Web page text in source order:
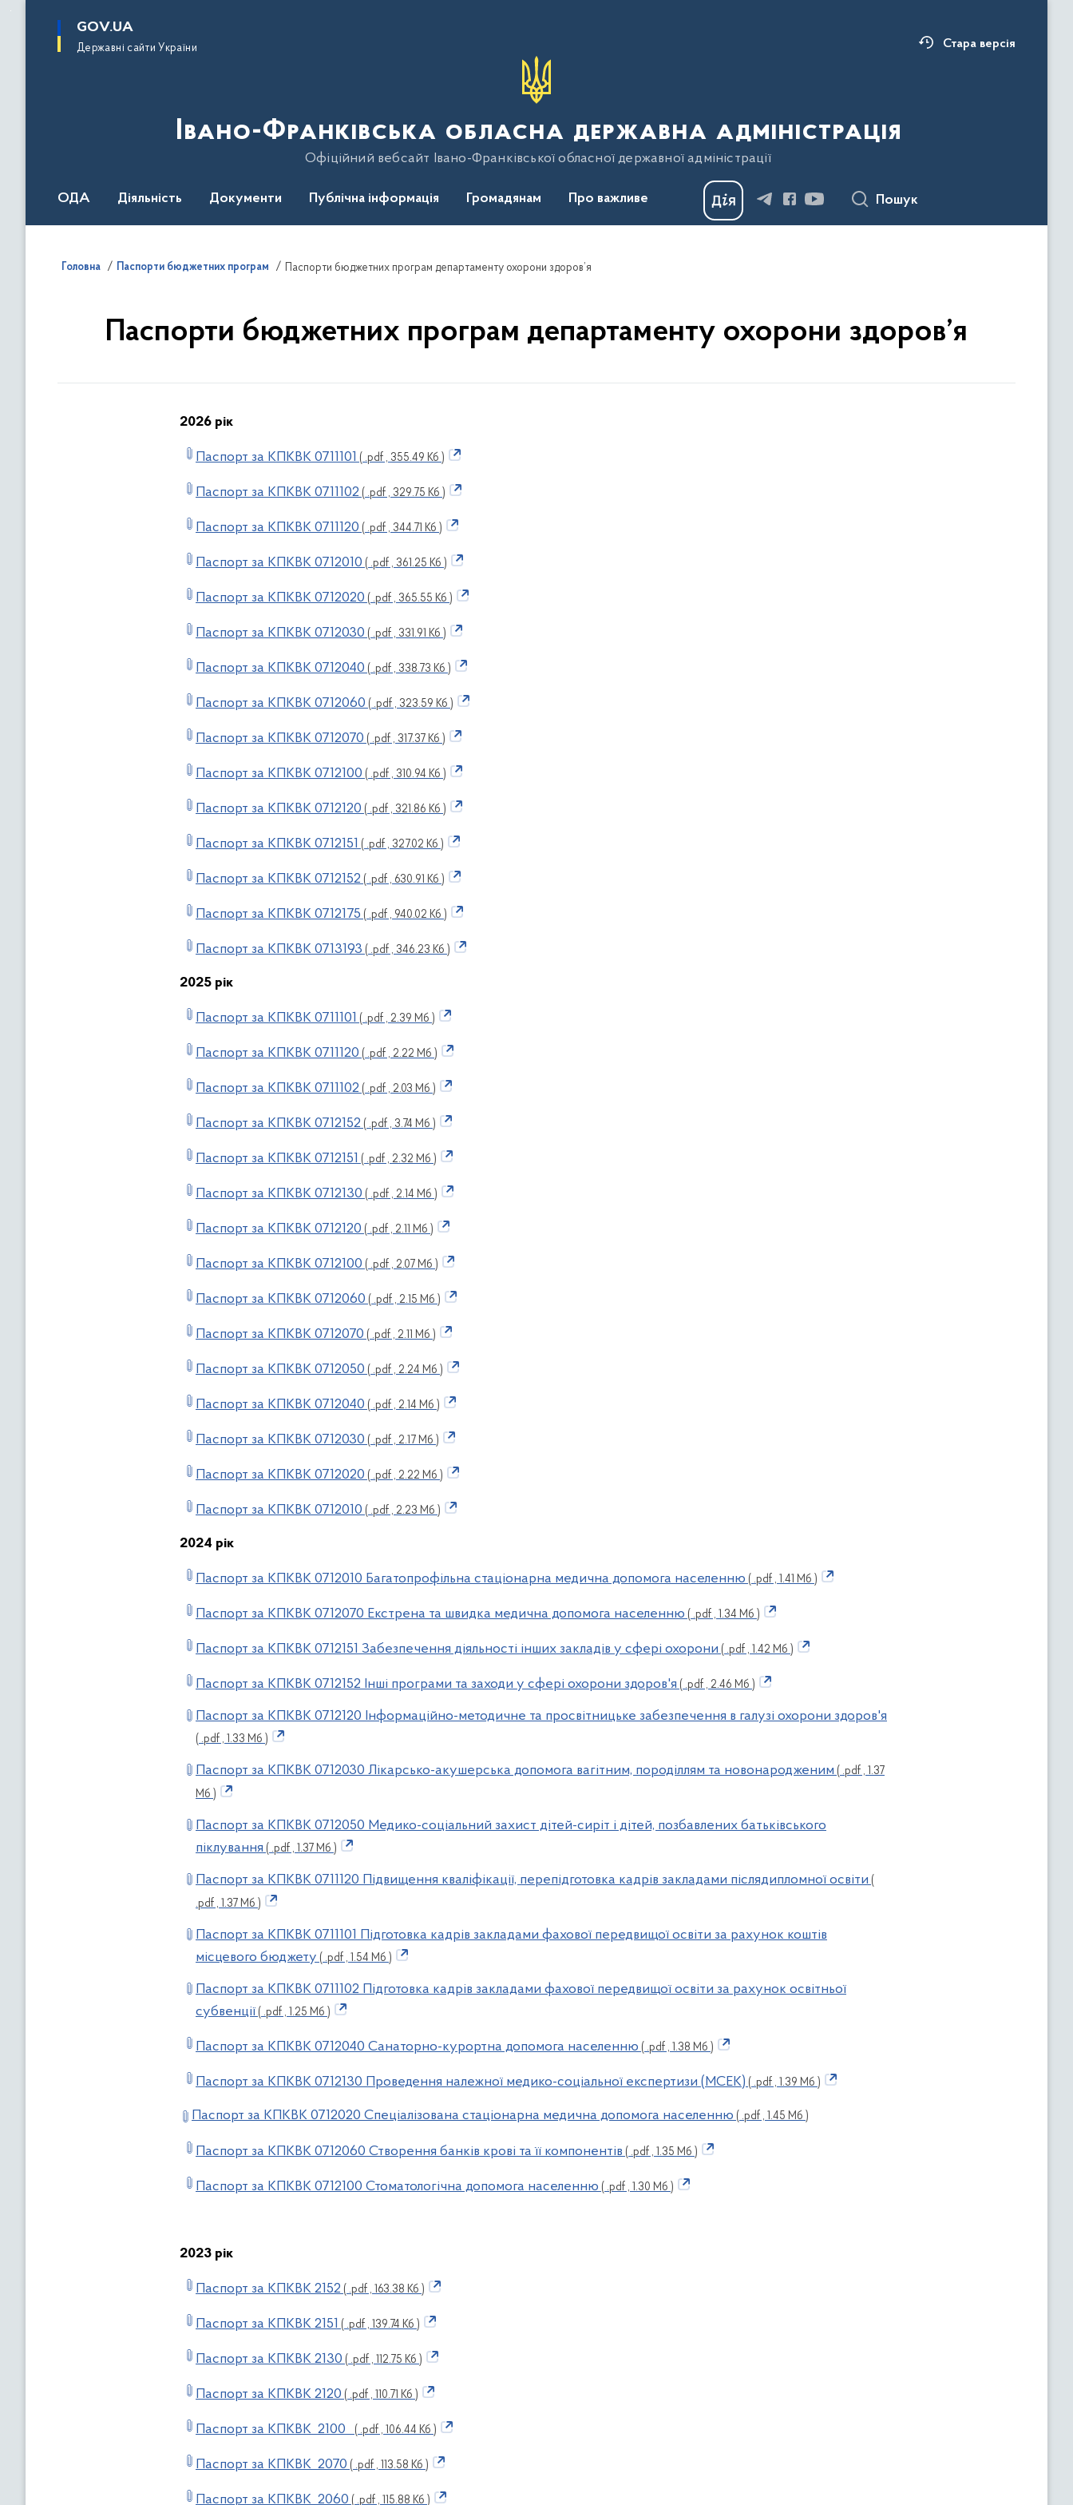
основного
GOV.UA
Державні сайти України Стара версія
Івано-Франківська обласна державна адміністрація
Офіційний вебсайт Івано-Франківської обласної державної адміністрації
ОДА Діяльність Документи Публічна інформація Громадянам Про важливе Пошук
Головна Паспорти бюджетних програм Паспорти бюджетних програм департаменту охорони здоров’я
Паспорти бюджетних програм департаменту охорони здоров’я
2026 рік
Паспорт за КПКВК 0711101 ( .pdf , 355.49 Кб )
Паспорт за КПКВК 0711102 ( .pdf , 329.75 Кб )
Паспорт за КПКВК 0711120 ( .pdf , 344.71 Кб )
Паспорт за КПКВК 0712010 ( .pdf , 361.25 Кб )
Паспорт за КПКВК 0712020 ( .pdf , 365.55 Кб )
Паспорт за КПКВК 0712030 ( .pdf , 331.91 Кб )
Паспорт за КПКВК 0712040 ( .pdf , 338.73 Кб )
Паспорт за КПКВК 0712060 ( .pdf , 323.59 Кб )
Паспорт за КПКВК 0712070 ( .pdf , 317.37 Кб )
Паспорт за КПКВК 0712100 ( .pdf , 310.94 Кб )
Паспорт за КПКВК 0712120 ( .pdf , 321.86 Кб )
Паспорт за КПКВК 0712151 ( .pdf , 327.02 Кб )
Паспорт за КПКВК 0712152 ( .pdf , 630.91 Кб )
Паспорт за КПКВК 0712175 ( .pdf , 940.02 Кб )
Паспорт за КПКВК 0713193 ( .pdf , 346.23 Кб )
2025 рік
Паспорт за КПКВК 0711101 ( .pdf , 2.39 Мб )
Паспорт за КПКВК 0711120 ( .pdf , 2.22 Мб )
Паспорт за КПКВК 0711102 ( .pdf , 2.03 Мб )
Паспорт за КПКВК 0712152 ( .pdf , 3.74 Мб )
Паспорт за КПКВК 0712151 ( .pdf , 2.32 Мб )
Паспорт за КПКВК 0712130 ( .pdf , 2.14 Мб )
Паспорт за КПКВК 0712120 ( .pdf , 2.11 Мб )
Паспорт за КПКВК 0712100 ( .pdf , 2.07 Мб )
Паспорт за КПКВК 0712060 ( .pdf , 2.15 Мб )
Паспорт за КПКВК 0712070 ( .pdf , 2.11 Мб )
Паспорт за КПКВК 0712050 ( .pdf , 2.24 Мб )
Паспорт за КПКВК 0712040 ( .pdf , 2.14 Мб )
Паспорт за КПКВК 0712030 ( .pdf , 2.17 Мб )
Паспорт за КПКВК 0712020 ( .pdf , 2.22 Мб )
Паспорт за КПКВК 0712010 ( .pdf , 2.23 Мб )
2024 рік
Паспорт за КПКВК 0712010 Багатопрофільна стаціонарна медична допомога населенню ( .pdf , 1.41 Мб )
Паспорт за КПКВК 0712070 Екстрена та швидка медична допомога населенню ( .pdf , 1.34 Мб )
Паспорт за КПКВК 0712151 Забезпечення діяльності інших закладів у сфері охорони ( .pdf , 1.42 Мб )
Паспорт за КПКВК 0712152 Інші програми та заходи у сфері охорони здоров'я ( .pdf , 2.46 Мб )
Паспорт за КПКВК 0712120 Інформаційно-методичне та просвітницьке забезпечення в галузі охорони здоров'я
( .pdf , 1.33 Мб )
Паспорт за КПКВК 0712030 Лікарсько-акушерська допомога вагітним, породіллям та новонародженим ( .pdf , 1.37
Мб )
Паспорт за КПКВК 0712050 Медико-соціальний захист дітей-сиріт і дітей, позбавлених батьківського
піклування ( .pdf , 1.37 Мб )
Паспорт за КПКВК 0711120 Підвищення кваліфікації, перепідготовка кадрів закладами післядипломної освіти (
.pdf , 1.37 Мб )
Паспорт за КПКВК 0711101 Підготовка кадрів закладами фахової передвищої освіти за рахунок коштів
місцевого бюджету ( .pdf , 1.54 Мб )
Паспорт за КПКВК 0711102 Підготовка кадрів закладами фахової передвищої освіти за рахунок освітньої
субвенції ( .pdf , 1.25 Мб )
Паспорт за КПКВК 0712040 Санаторно-курортна допомога населенню ( .pdf , 1.38 Мб )
Паспорт за КПКВК 0712130 Проведення належної медико-соціальної експертизи (МСЕК) ( .pdf , 1.39 Мб )
Паспорт за КПКВК 0712020 Спеціалізована стаціонарна медична допомога населенню ( .pdf , 1.45 Мб )
Паспорт за КПКВК 0712060 Створення банків крові та її компонентів ( .pdf , 1.35 Мб )
Паспорт за КПКВК 0712100 Стоматологічна допомога населенню ( .pdf , 1.30 Мб )
2023 рік
Паспорт за КПКВК 2152 ( .pdf , 163.38 Кб )
Паспорт за КПКВК 2151 ( .pdf , 139.74 Кб )
Паспорт за КПКВК 2130 ( .pdf , 112.75 Кб )
Паспорт за КПКВК 2120 ( .pdf , 110.71 Кб )
Паспорт за КПКВК 2100 ( .pdf , 106.44 Кб )
Паспорт за КПКВК 2070 ( .pdf , 113.58 Кб )
Паспорт за КПКВК 2060 ( .pdf , 115.88 Кб )